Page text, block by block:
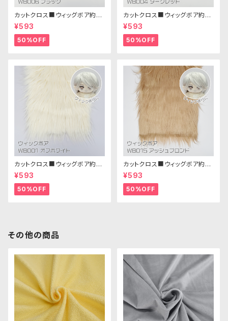
カットクロス■ウィッグボア約8c
m(ブラック)WB006ボア生地 2
5cm × 45cm
¥593
50%OFF
カットクロス■ウィッグボア約8c
m(ダークレッド)WB004ボア生
地 25cm × 45cm
¥593
50%OFF
カットクロス■ウィッグボア約8c
m(オフホワイト)WB001 ボア生
地 25cm × 45cm
¥593
50%OFF
カットクロス■ウィッグボア約8c
m(アッシュブロンド)WB015 ボ
ア生地 25cm × 45cm
¥593
50%OFF
その他の商品